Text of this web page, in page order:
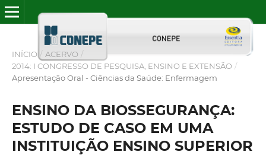
INÍCIO / ACERVO /
2014: I CONGRESSO DE PESQUISA, ENSINO E EXTENSÃO /
Apresentação Oral - Ciências da Saúde: Enfermagem
ENSINO DA BIOSSEGURANÇA:
ESTUDO DE CASO EM UMA
INSTITUIÇÃO ENSINO SUPERIOR